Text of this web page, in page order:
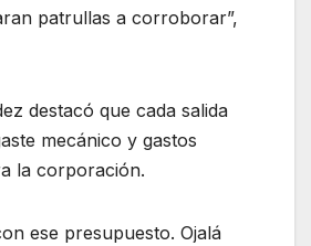
patrullas a corroborar”,
destacó que cada salida
mecánico y gastos
la corporación.
ese presupuesto. Ojalá